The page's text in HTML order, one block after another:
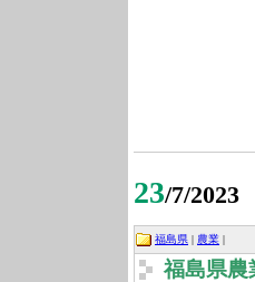
23/7/2023
福島県 | 農業 |
福島県農